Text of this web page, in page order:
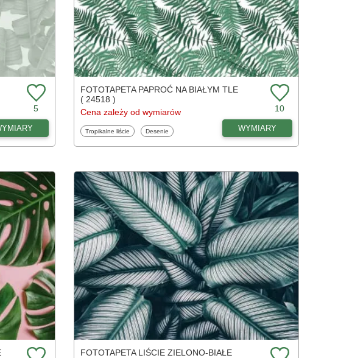
5
FOTOTAPETA PAPROĆ NA BIAŁYM TLE
( 24518 )
Cena zależy od wymiarów
10
Fototapety
Tropikalne liście Fototapety
Desenie WYMIARY
FOTOTAPETA LIŚCIE ZIELONO-BIAŁE